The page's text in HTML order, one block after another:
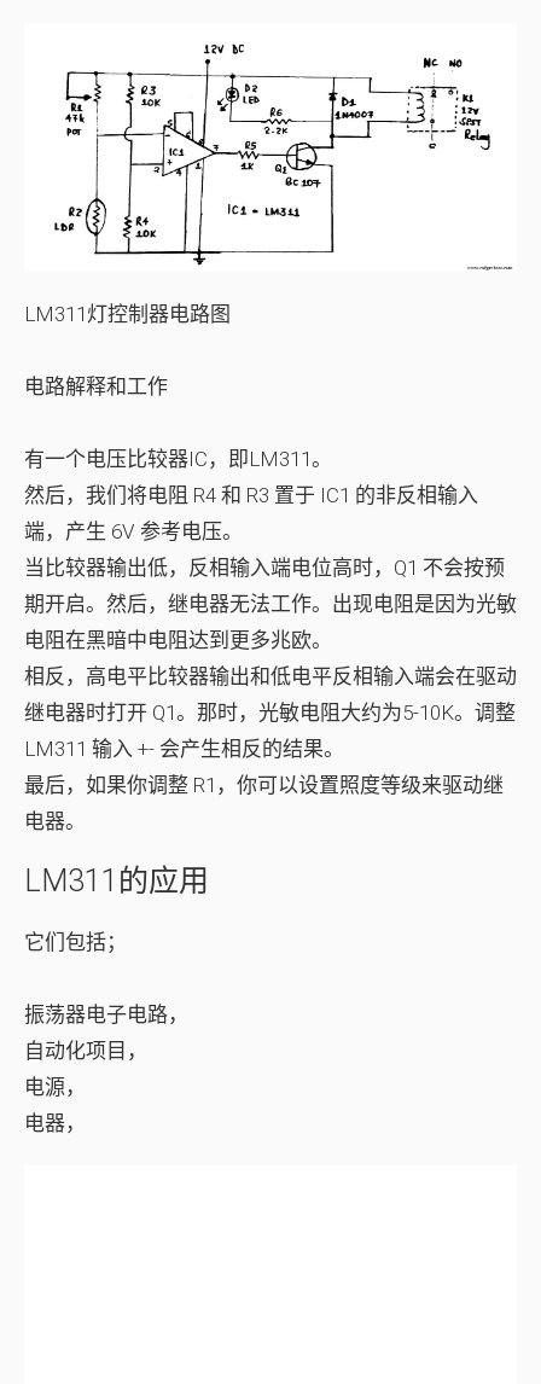
LM311灯控制器电路图
电路解释和工作
有一个电压比较器IC，即LM311。
然后，我们将电阻 R4 和 R3 置于 IC1 的非反相输入
端，产生 6V 参考电压。
当比较器输出低，反相输入端电位高时，Q1 不会按预
期开启。然后，继电器无法工作。出现电阻是因为光敏
电阻在黑暗中电阻达到更多兆欧。
相反，高电平比较器输出和低电平反相输入端会在驱动
继电器时打开 Q1。那时，光敏电阻大约为5-10K。调整
LM311 输入 +- 会产生相反的结果。
最后，如果你调整 R1，你可以设置照度等级来驱动继
电器。
LM311的应用
它们包括；
振荡器电子电路，
自动化项目，
电源，
电器，